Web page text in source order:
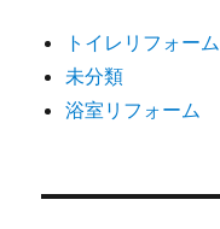
トイレリフォーム
未分類
浴室リフォーム